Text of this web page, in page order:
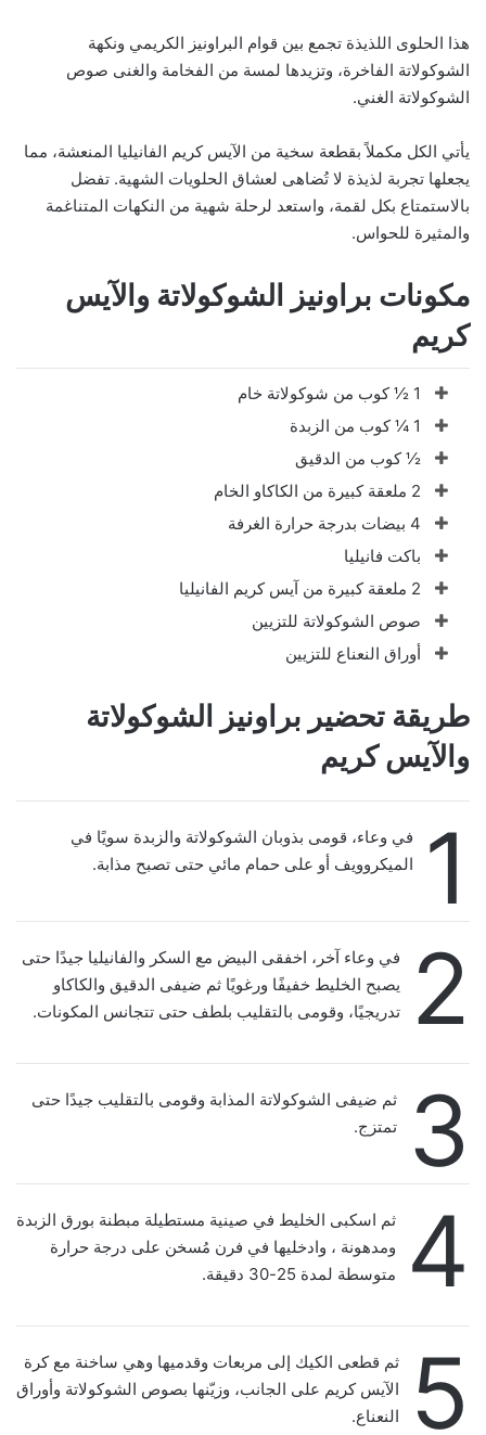
هذا الحلوى اللذيذة تجمع بين قوام البراونيز الكريمي ونكهة
الشوكولاتة الفاخرة، وتزيدها لمسة من الفخامة والغنى صوص
الشوكولاتة الغني.
يأتي الكل مكملاً بقطعة سخية من الآيس كريم الفانيليا المنعشة، مما
يجعلها تجربة لذيذة لا تُضاهى لعشاق الحلويات الشهية. تفضل
بالاستمتاع بكل لقمة، واستعد لرحلة شهية من النكهات المتناغمة
والمثيرة للحواس.
مكونات براونيز الشوكولاتة والآيس
كريم
1 ½ كوب من شوكولاتة خام
1 ¼ كوب من الزبدة
½ كوب من الدقيق
2 ملعقة كبيرة من الكاكاو الخام
4 بيضات بدرجة حرارة الغرفة
باكت فانيليا
2 ملعقة كبيرة من آيس كريم الفانيليا
صوص الشوكولاتة للتزيين
أوراق النعناع للتزيين
طريقة تحضير براونيز الشوكولاتة
والآيس كريم
1
في وعاء، قومى بذوبان الشوكولاتة والزبدة سويًا في
الميكروويف أو على حمام مائي حتى تصبح مذابة.
2
في وعاء آخر، اخفقى البيض مع السكر والفانيليا جيدًا حتى
يصبح الخليط خفيفًا ورغويًا ثم ضيفى الدقيق والكاكاو
تدريجيًا، وقومى بالتقليب بلطف حتى تتجانس المكونات.
3
ثم ضيفى الشوكولاتة المذابة وقومى بالتقليب جيدًا حتى
تمتزج.
4
ثم اسكبى الخليط في صينية مستطيلة مبطنة بورق الزبدة
ومدهونة ، وادخليها في فرن مُسخن على درجة حرارة
متوسطة لمدة 25-30 دقيقة.
5
ثم قطعى الكيك إلى مربعات وقدميها وهي ساخنة مع كرة
الآيس كريم على الجانب، وزيّنها بصوص الشوكولاتة وأوراق
النعناع.